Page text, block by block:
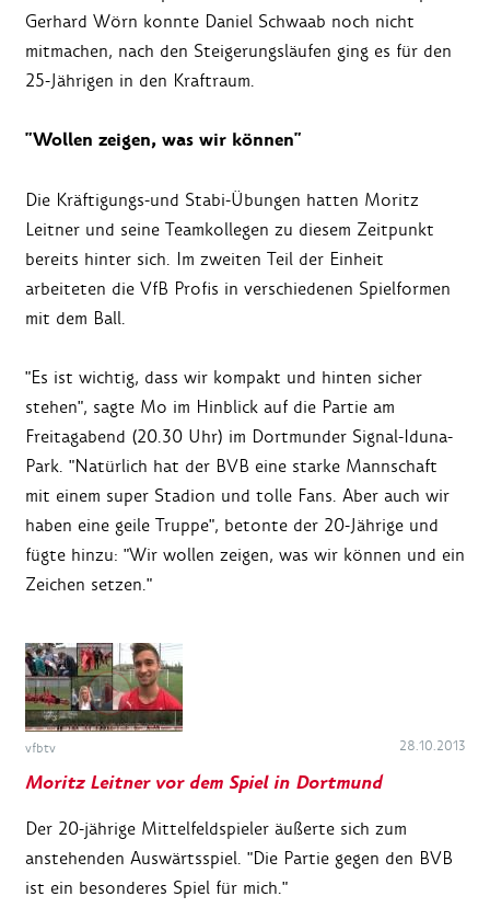
Gerhard Wörn konnte Daniel Schwaab noch nicht
mitmachen, nach den Steigerungsläufen ging es für den
25-Jährigen in den Kraftraum.
"Wollen zeigen, was wir können"
Die Kräftigungs-und Stabi-Übungen hatten Moritz
Leitner und seine Teamkollegen zu diesem Zeitpunkt
bereits hinter sich. Im zweiten Teil der Einheit
arbeiteten die VfB Profis in verschiedenen Spielformen
mit dem Ball.
"Es ist wichtig, dass wir kompakt und hinten sicher
stehen", sagte Mo im Hinblick auf die Partie am
Freitagabend (20.30 Uhr) im Dortmunder Signal-Iduna-
Park. "Natürlich hat der BVB eine starke Mannschaft
mit einem super Stadion und tolle Fans. Aber auch wir
haben eine geile Truppe", betonte der 20-Jährige und
fügte hinzu: "Wir wollen zeigen, was wir können und ein
Zeichen setzen."
vfbtv 28.10.2013
Moritz Leitner vor dem Spiel in Dortmund
Der 20-jährige Mittelfeldspieler äußerte sich zum
anstehenden Auswärtsspiel. "Die Partie gegen den BVB
ist ein besonderes Spiel für mich."